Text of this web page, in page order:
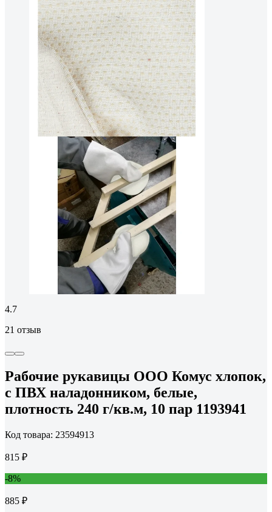
4.7
21 отзыв
Рабочие рукавицы ООО Комус хлопок,
с ПВХ наладонником, белые,
плотность 240 г/кв.м, 10 пар 1193941
Код товара: 23594913
815 ₽
-8%
885 ₽